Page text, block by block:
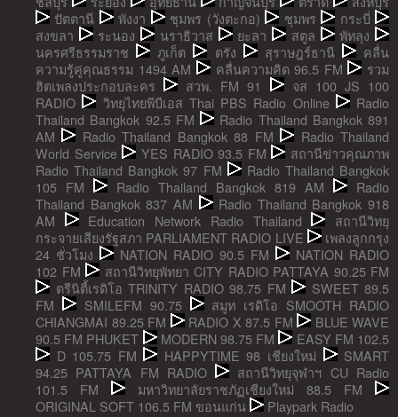
ปัตตานี
พังงา ชุมพร (วังตะกอ) ชุมพร
กระบี่
สงขลา
ระนอง นราธิวาส ยะลา สตูล
พัทลุง
นครศรีธรรมราช
ภูเก็ต ตรัง สุราษฎร์ธานี
คลื่น
ความรู้คู่คุณธรรม 1494 AM
คลื่นความคิด 96.5 FM
รวม
ฮิตเพลงประกอบละคร
สวพ. FM 91
จส 100 JS 100
RADIO
วิทยุไทยพีบีเอส Thai PBS Radio Online
Radio
Thailand Bangkok 92.5 FM
Radio Thailand Bangkok 891
AM
Radio Thailand Bangkok 88 FM
Radio Thailand
World Service
YES RADIO 93.5 FM
สถานีข่าวคุณภาพ
Radio Thailand Bangkok 97 FM
Radio Thailand Bangkok
105 FM
Radio Thailand Bangkok 819 AM
Radio
Thailand Bangkok 837 AM
Radio Thailand Bangkok 918
AM
Education Network Radio Thailand
สถานีวิทยุ
กระจายเสียงรัฐสภา PARLIAMENT RADIO LIVE
เพลงลูกกรุง
24 ชั่วโมง
NATION RADIO 90.5 FM
NATION RADIO
102 FM
สถานีวิทยุพัทยา CITY RADIO PATTAYA 90.25 FM
ตรีนิตี้เรดิโอ TRINITY RADIO 98.75 FM
SWEET 89.5
FM
SMILEFM 90.75
สมูท เรดิโอ SMOOTH RADIO
CHIANGMAI 89.25 FM
RADIO X 87.5 FM
BLUE WAVE
90.5 FM PHUKET
MODERN 98.75 FM
EASY FM 102.5
D 105.75 FM
HAPPYTIME 98 เชียงใหม่
SMART
94.25 PATTAYA FM RADIO
สถานีวิทยุจุฬาฯ CU Radio
101.5 FM
มหาวิทยาลัยราชภัฏเชียงใหม่ 88.5 FM
ORIGINAL SOFT 106.5 FM ขอนแก่น
Playpark Radio